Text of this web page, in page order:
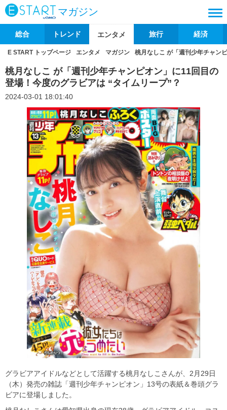
マガジン
総合 トレンド エンタメ 旅行 経済
E START トップページ エンタメ マガジン 桃月なしこ が「週刊少年チャン
桃月なしこ が「週刊少年チャンピオン」に11回目の
登場！今度のグラビアは “タイムリープ”？
2024-03-01 18:01:40
グラビアアイドルなどとして活躍する桃月なしこさんが、2月29日
（木）発売の雑誌「週刊少年チャンピオン」13号の表紙＆巻頭グラ
ビアに登場しました。